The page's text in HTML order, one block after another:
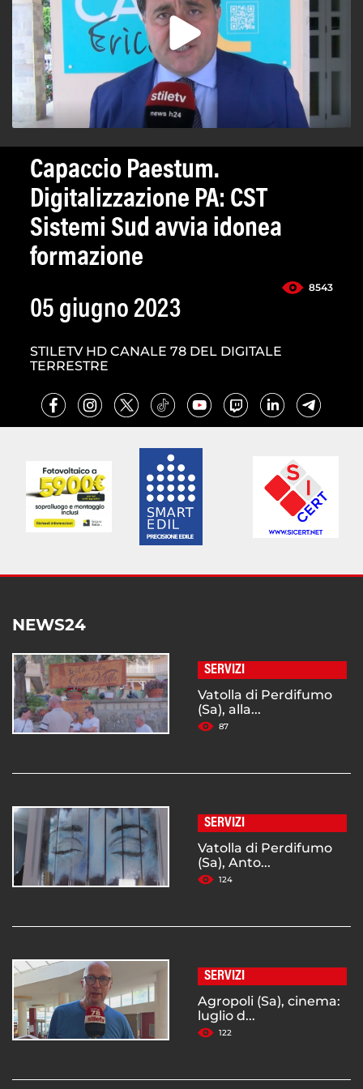
Capaccio Paestum.
Digitalizzazione PA: CST
Sistemi Sud avvia idonea
formazione
8543
05 giugno 2023
STILETV HD CANALE 78 DEL DIGITALE
TERRESTRE
NEWS24
SERVIZI
Vatolla di Perdifumo
(Sa), alla...
87
SERVIZI
Vatolla di Perdifumo
(Sa), Anto...
124
SERVIZI
Agropoli (Sa), cinema:
luglio d...
122